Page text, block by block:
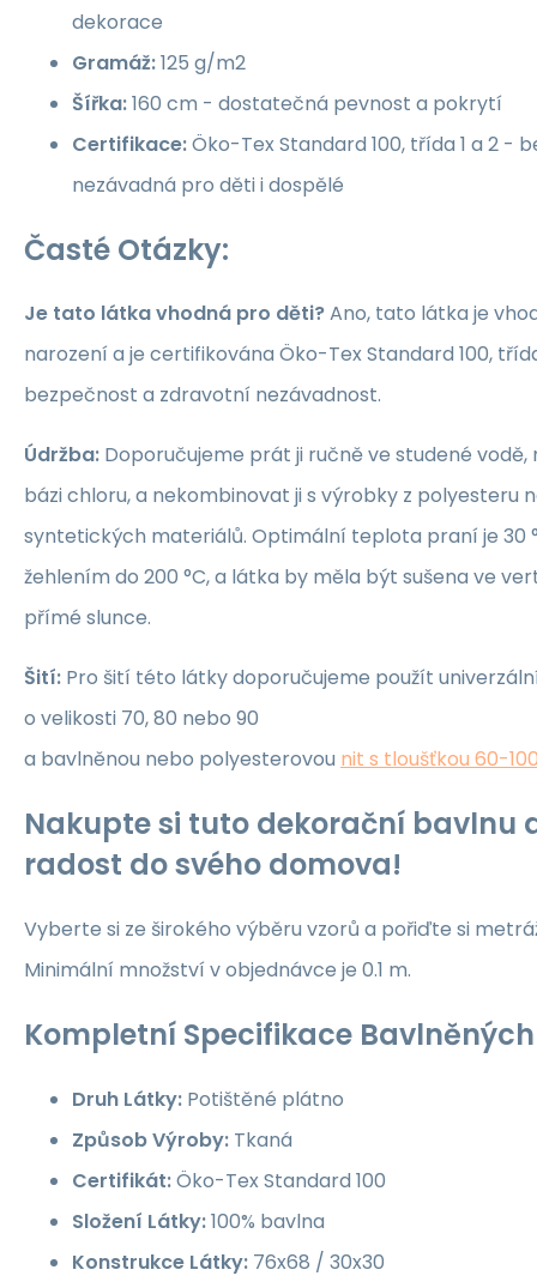
dekorace
Gramáž:125 g/m2
Šířka:160 cm - dostatečná pevnost a pokrytí
Certifikace:Öko-Tex Standard 100, třída 1 a 2 -
nezávadná pro děti i dospělé
Časté Otázky:
Je tato látka vhodná pro děti?Ano, tato látka je
narození a je certifikována Öko-Tex Standard 100,
bezpečnost a zdravotní nezávadnost.
Údržba: Doporučujeme prát ji ručně ve studené
bázi chloru, a nekombinovat ji s výrobky z polyesteru
syntetických materiálů. Optimální teplota praní je 30
žehlením do 200 °C, a látka by měla být sušena ve
přímé slunce.
Šití: Pro šití této látky doporučujeme použít
o velikosti 70, 80 nebo 90
a bavlněnou nebo polyesterovou nit s tloušťkou 60-
Nakupte si tuto dekorační bavlnu
radost do svého domova!
Vyberte si ze širokého výběru vzorů a pořiďte si
Minimální množství v objednávce je 0.1 m.
Kompletní Specifikace
Druh Látky: Potištěné plátno
Způsob Výroby: Tkaná
Certifikát:Öko-Tex Standard 100
Složení Látky:100% bavlna
Konstrukce Látky: 76x68 / 30x30